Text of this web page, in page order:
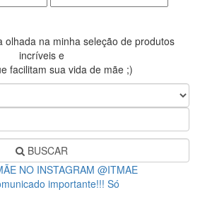
olhada na minha seleção de produtos
incríveis e
facilitam sua vida de mãe ;)
BUSCAR
NO INSTAGRAM @ITMAE
importante!!! Só